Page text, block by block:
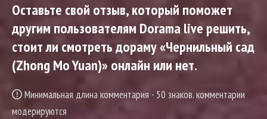
Оставьте свой отзыв, который поможет
другим пользователям Dorama live решить,
стоит ли смотреть дораму «Чернильный сад
(Zhong Mo Yuan)» онлайн или нет.
Минимальная длина комментария - 50 знаков. комментарии
модерируются